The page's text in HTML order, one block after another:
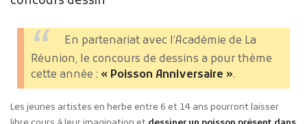
En partenariat avec l’Académie de La
Réunion, le concours de dessins a pour thème
cette année : « Poisson Anniversaire ».
Les jeunes artistes en herbe entre 6 et 14 ans pourront laisser